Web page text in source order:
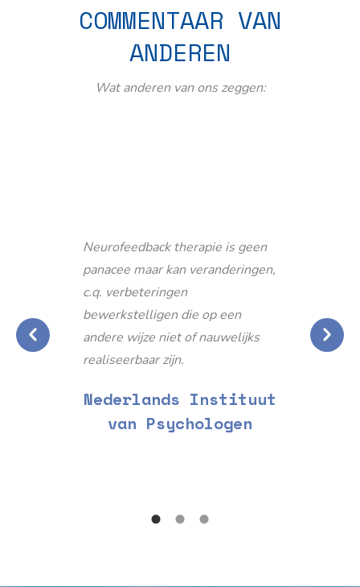
COMMENTAAR VAN
ANDEREN
Wat anderen van ons zeggen:
Neurofeedback therapie is geen
panacee maar kan veranderingen,
c.q. verbeteringen
bewerkstelligen die op een
andere wijze niet of nauwelijks
realiseerbaar zijn.
Nederlands Instituut
van Psychologen